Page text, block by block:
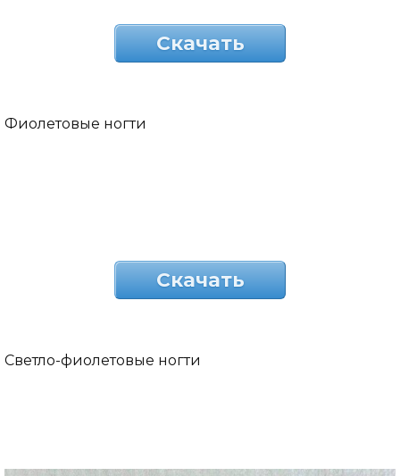
Скачать
Фиолетовые ногти
Скачать
Светло-фиолетовые ногти